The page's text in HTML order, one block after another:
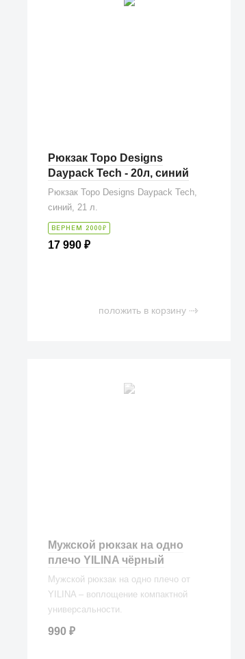
Рюкзак Topo Designs
Daypack Tech - 20л, синий
Рюкзак Topo Designs Daypack Tech,
синий, 21 л.
ВЕРНЕМ 2000 ₽
17 990₽
положить в корзину
Мужской рюкзак на одно
плечо YILINA чёрный
Мужской рюкзак на одно плечо от
YILINA – воплощение компактной
универсальности.
990₽